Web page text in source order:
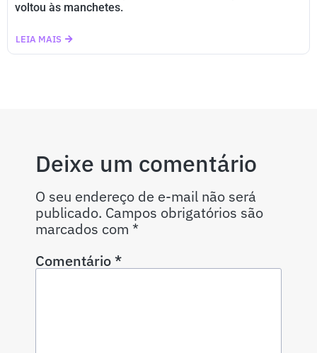
voltou às manchetes.
LEIA MAIS
Deixe um comentário
O seu endereço de e-mail não será
publicado. Campos obrigatórios são
marcados com *
Comentário*